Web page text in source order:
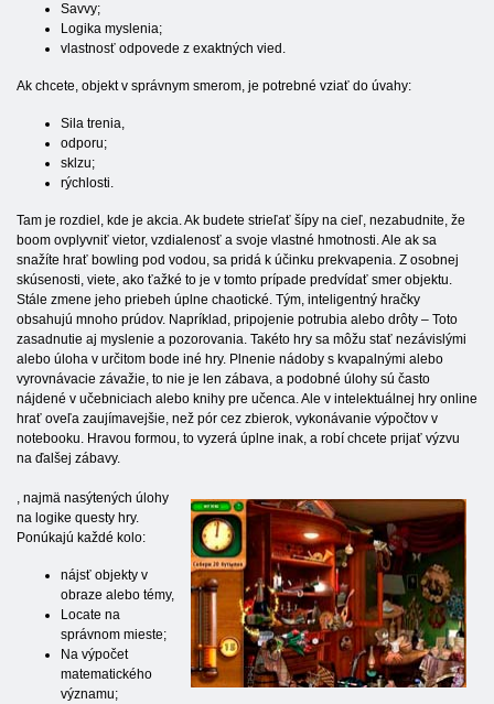
Savvy;
Logika myslenia;
vlastnosť odpovede z exaktných vied.
Ak chcete, objekt v správnym smerom, je potrebné vziať do úvahy:
Sila trenia,
odporu;
sklzu;
rýchlosti.
Tam je rozdiel, kde je akcia. Ak budete strieľať šípy na cieľ, nezabudnite, že
boom ovplyvniť vietor, vzdialenosť a svoje vlastné hmotnosti. Ale ak sa
snažíte hrať bowling pod vodou, sa pridá k účinku prekvapenia. Z osobnej
skúsenosti, viete, ako ťažké to je v tomto prípade predvídať smer objektu.
Stále zmene jeho priebeh úplne chaotické. Tým, inteligentný hračky
obsahujú mnoho prúdov. Napríklad, pripojenie potrubia alebo drôty – Toto
zasadnutie aj myslenie a pozorovania. Takéto hry sa môžu stať nezávislými
alebo úloha v určitom bode iné hry. Plnenie nádoby s kvapalnými alebo
vyrovnávacie závažie, to nie je len zábava, a podobné úlohy sú často
nájdené v učebniciach alebo knihy pre učenca. Ale v intelektuálnej hry online
hrať oveľa zaujímavejšie, než pór cez zbierok, vykonávanie výpočtov v
notebooku. Hravou formou, to vyzerá úplne inak, a robí chcete prijať výzvu
na ďalšej zábavy.
, najmä nasýtených úlohy
na logike questy hry.
Ponúkajú každé kolo:
nájsť objekty v
obraze alebo témy,
Locate na
správnom mieste;
Na výpočet
matematického
významu;